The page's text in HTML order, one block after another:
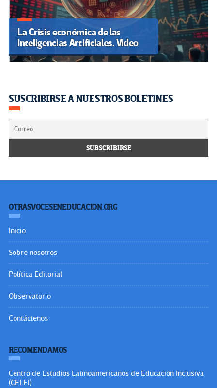
La Crisis económica de las
Inteligencias Artificiales. Video
SUSCRIBIRSE A NUESTROS BOLETINES
OTRASVOCESENEDUCACION.ORG
Inicio
Sobre nosotros
Política Editorial
Observatorio
Contáctenos
RECOMENDAMOS
Centro de Estudios Latinoamericanos de Educación Inclusiva
(CELEI)